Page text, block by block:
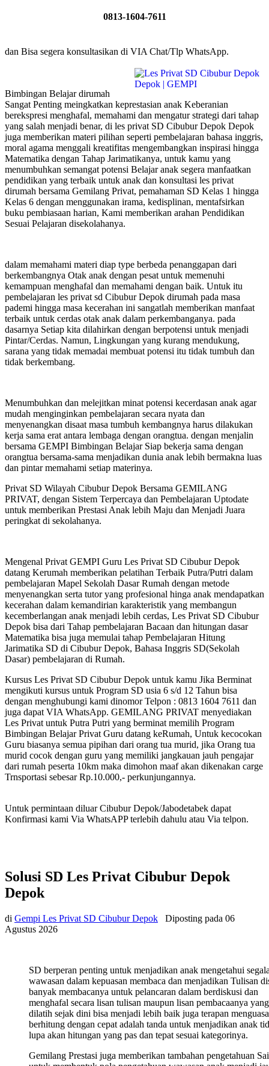
0813-1604-7611
dan Bisa segera konsultasikan di VIA Chat/Tlp WhatsApp.
Bimbingan Belajar dirumah
Sangat Penting meingkatkan keprestasian anak Keberanian
berekspresi menghafal, memahami dan mengatur strategi dari tahap
yang salah menjadi benar, di les privat SD Cibubur Depok Depok
juga memberikan materi pilihan seperti pembelajaran bahasa inggris,
moral agama menggali kreatifitas mengembangkan inspirasi hingga
Matematika dengan Tahap Jarimatikanya, untuk kamu yang
menumbuhkan semangat potensi Belajar anak segera manfaatkan
pendidikan yang terbaik untuk anak dan konsultasi les privat
dirumah bersama Gemilang Privat, pemahaman SD Kelas 1 hingga
Kelas 6 dengan menggunakan irama, kedisplinan, mentafsirkan
buku pembiasaan harian, Kami memberikan arahan Pendidikan
Sesuai Pelajaran disekolahanya.
dalam memahami materi diap type berbeda penanggapan dari
berkembangnya Otak anak dengan pesat untuk memenuhi
kemampuan menghafal dan memahami dengan baik. Untuk itu
pembelajaran les privat sd Cibubur Depok dirumah pada masa
pademi hingga masa kecerahan ini sangatlah memberikan manfaat
terbaik untuk cerdas otak anak dalam perkembanganya. pada
dasarnya Setiap kita dilahirkan dengan berpotensi untuk menjadi
Pintar/Cerdas. Namun, Lingkungan yang kurang mendukung,
sarana yang tidak memadai membuat potensi itu tidak tumbuh dan
tidak berkembang.
Menumbuhkan dan melejitkan minat potensi kecerdasan anak agar
mudah menginginkan pembelajaran secara nyata dan
menyenangkan disaat masa tumbuh kembangnya harus dilakukan
kerja sama erat antara lembaga dengan orangtua. dengan menjalin
bersama GEMPI Bimbingan Belajar Siap bekerja sama dengan
orangtua bersama-sama menjadikan dunia anak lebih bermakna luas
dan pintar memahami setiap materinya.
Privat SD Wilayah Cibubur Depok Bersama GEMILANG
PRIVAT, dengan Sistem Terpercaya dan Pembelajaran Uptodate
untuk memberikan Prestasi Anak lebih Maju dan Menjadi Juara
peringkat di sekolahanya.
Mengenal Privat GEMPI Guru Les Privat SD Cibubur Depok
datang Kerumah memberikan pelatihan Terbaik Putra/Putri dalam
pembelajaran Mapel Sekolah Dasar Rumah dengan metode
menyenangkan serta tutor yang profesional hinga anak mendapatkan
kecerahan dalam kemandirian karakteristik yang membangun
kecemberlangan anak menjadi lebih cerdas, Les Privat SD Cibubur
Depok bisa dari Tahap pembelajaran Bacaan dan hitungan dasar
Matematika bisa juga memulai tahap Pembelajaran Hitung
Jarimatika SD di Cibubur Depok, Bahasa Inggris SD(Sekolah
Dasar) pembelajaran di Rumah.
Kursus Les Privat SD Cibubur Depok untuk kamu Jika Berminat
mengikuti kursus untuk Program SD usia 6 s/d 12 Tahun bisa
dengan menghubungi kami dinomor Telpon : 0813 1604 7611 dan
juga dapat VIA WhatsApp. GEMILANG PRIVAT menyediakan
Les Privat untuk Putra Putri yang berminat memilih Program
Bimbingan Belajar Privat Guru datang keRumah, Untuk kecocokan
Guru biasanya semua pipihan dari orang tua murid, jika Orang tua
murid cocok dengan guru yang memiliki jangkauan jauh pengajar
dari rumah peserta 10km maka dimohon maaf akan dikenakan carge
Trnsportasi sebesar Rp.10.000,- perkunjungannya.
Untuk permintaan diluar Cibubur Depok/Jabodetabek dapat
Konfirmasi kami Via WhatsAPP terlebih dahulu atau Via telpon.
Solusi SD Les Privat Cibubur Depok
Depok
di Gempi Les Privat SD Cibubur Depok Diposting pada 06
Agustus 2026
SD berperan penting untuk menjadikan anak mengetahui
wawasan dalam kepuasan membaca dan menjadikan Tulisan
banyak membacanya untuk pelancaran dalam berdiskusi dan
menghafal secara lisan tulisan maupun lisan pembacaanya yang
dilatih sejak dini bisa menjadi lebih baik juga terapan
berhitung dengan cepat adalah tanda untuk menjadikan anak
lupa akan hitungan yang pas dan tepat sesuai kategorinya.
Gemilang Prestasi juga memberikan tambahan pengetahuan